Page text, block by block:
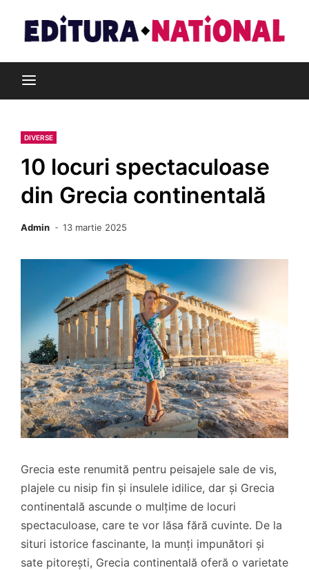
content
Editura Național
DIVERSE
10 locuri spectaculoase
din Grecia continentală
Admin 13 martie 2025
Grecia este renumită pentru peisajele sale de vis,
plajele cu nisip fin și insulele idilice, dar și Grecia
continentală ascunde o mulțime de locuri
spectaculoase, care te vor lăsa fără cuvinte. De la
situri istorice fascinante, la munți impunători și
sate pitorești, Grecia continentală oferă o varietate